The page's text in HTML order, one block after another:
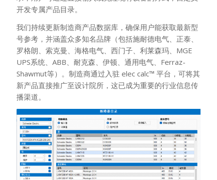
开发专属产品目录。
我们持续更新制造商产品数据库，确保用户能获取最新型
号参考，并涵盖众多知名品牌（包括施耐德电气、正泰、
罗格朗、索克曼、海格电气、西门子、利莱森玛、MGE
UPS系统、ABB、耐克森、伊顿、通用电气、Ferraz-
Shawmut等）。制造商通过入驻 elec calc™ 平台，可将其
新产品直接推广至设计院所，这已成为重要的行业信息传
播渠道。